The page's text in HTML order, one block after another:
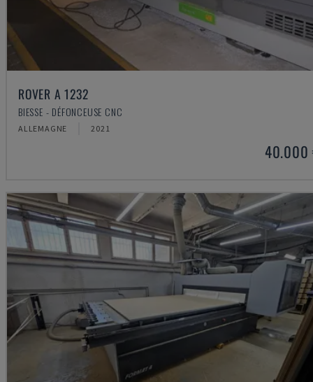
ROVER A 1232
BIESSE - DÉFONCEUSE CNC
ALLEMAGNE 2021
40.000